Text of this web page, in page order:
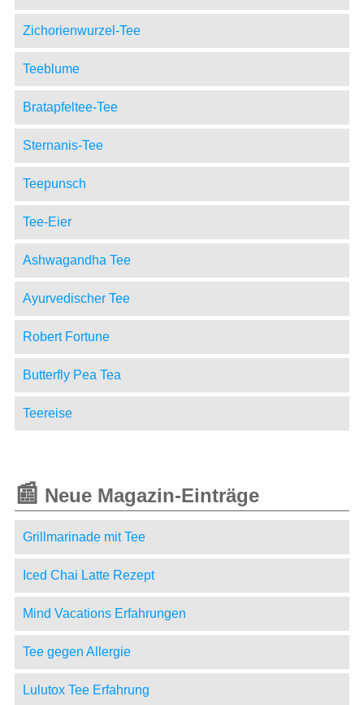
Zichorienwurzel-Tee
Teeblume
Bratapfeltee-Tee
Sternanis-Tee
Teepunsch
Tee-Eier
Ashwagandha Tee
Ayurvedischer Tee
Robert Fortune
Butterfly Pea Tea
Teereise
📰 Neue Magazin-Einträge
Grillmarinade mit Tee
Iced Chai Latte Rezept
Mind Vacations Erfahrungen
Tee gegen Allergie
Lulutox Tee Erfahrung